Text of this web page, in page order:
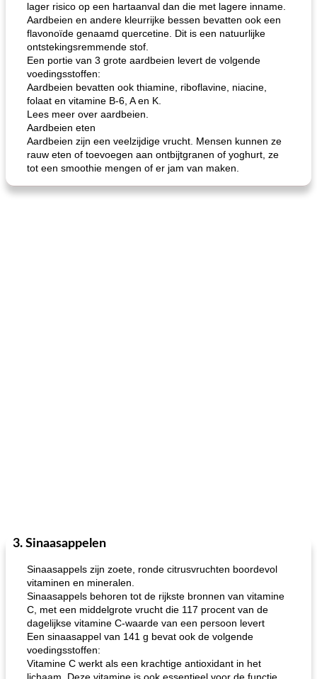
lager risico op een hartaanval dan die met lagere inname.
Aardbeien en andere kleurrijke bessen bevatten ook een
flavonoïde genaamd quercetine. Dit is een natuurlijke
ontstekingsremmende stof.
Een portie van 3 grote aardbeien levert de volgende
voedingsstoffen:
Aardbeien bevatten ook thiamine, riboflavine, niacine,
folaat en vitamine B-6, A en K.
Lees meer over aardbeien.
Aardbeien eten
Aardbeien zijn een veelzijdige vrucht. Mensen kunnen ze
rauw eten of toevoegen aan ontbijtgranen of yoghurt, ze
tot een smoothie mengen of er jam van maken.
3. Sinaasappelen
Sinaasappels zijn zoete, ronde citrusvruchten boordevol
vitaminen en mineralen.
Sinaasappels behoren tot de rijkste bronnen van vitamine
C, met een middelgrote vrucht die 117 procent van de
dagelijkse vitamine C-waarde van een persoon levert
Een sinaasappel van 141 g bevat ook de volgende
voedingsstoffen:
Vitamine C werkt als een krachtige antioxidant in het